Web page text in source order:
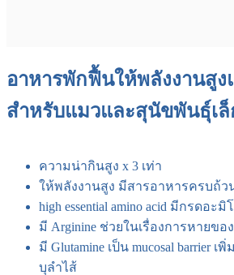
อาหารพักฟื้นให้พลังงานสูง
สำหรับแมวและสุนัขพันธุ์เล็
ความน่ากินสูง x 3 เท่า
ให้พลังงานสูง มีสารอาหารครบถ้ว
high essential amino acid มีกรดอะ
มี Arginine ช่วยในเรื่องการหายข
มี Glutamine เป็น mucosal barrier
บุลำไส้